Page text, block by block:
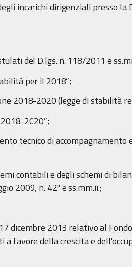
incarichi dirigenziali presso la
del D.lgs. n. 118/2011 e
per il 2018”;
2018-2020 (legge di stabilità
2020”;
tecnico di accompagnamento
contabili e degli schemi di
2009, n. 42" e ss.mm.ii.;
dicembre 2013 relativo al
favore della crescita e